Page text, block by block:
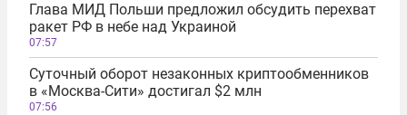
Глава МИД Польши предложил обсудить перехват
ракет РФ в небе над Украиной
07:57
Суточный оборот незаконных криптообменников
в «Москва-Сити» достигал $2 млн
07:56